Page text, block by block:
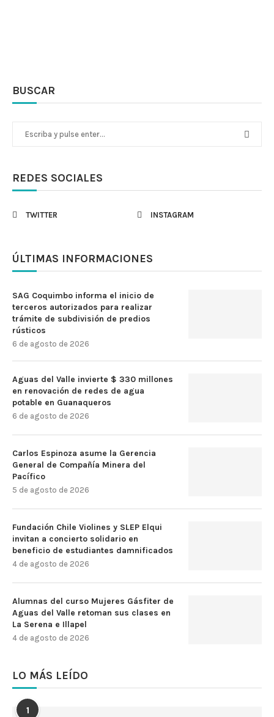
BUSCAR
REDES SOCIALES
TWITTER INSTAGRAM
ÚLTIMAS INFORMACIONES
SAG Coquimbo informa el inicio de
terceros autorizados para realizar
trámite de subdivisión de predios
rústicos
6 de agosto de 2026
Aguas del Valle invierte $ 330 millones
en renovación de redes de agua
potable en Guanaqueros
6 de agosto de 2026
Carlos Espinoza asume la Gerencia
General de Compañía Minera del
Pacífico
5 de agosto de 2026
Fundación Chile Violines y SLEP Elqui
invitan a concierto solidario en
beneficio de estudiantes damnificados
4 de agosto de 2026
Alumnas del curso Mujeres Gásfiter de
Aguas del Valle retoman sus clases en
La Serena e Illapel
4 de agosto de 2026
LO MÁS LEÍDO
1